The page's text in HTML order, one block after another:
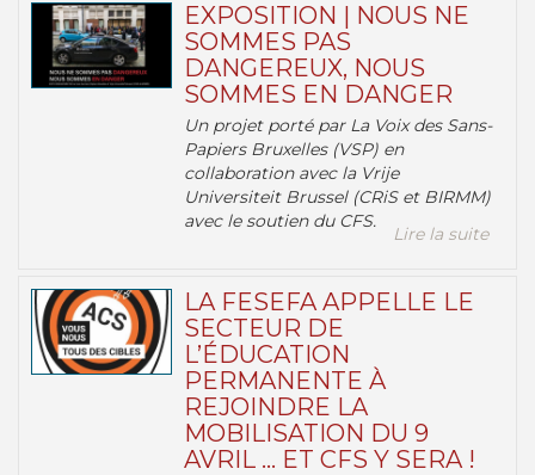
EXPOSITION | NOUS NE
SOMMES PAS
DANGEREUX, NOUS
SOMMES EN DANGER
Un projet porté par La Voix des Sans-
Papiers Bruxelles (VSP) en
collaboration avec la Vrije
Universiteit Brussel (CRiS et BIRMM)
avec le soutien du CFS.
Lire la suite
LA FESEFA APPELLE LE
SECTEUR DE
L’ÉDUCATION
PERMANENTE À
REJOINDRE LA
MOBILISATION DU 9
AVRIL … ET CFS Y SERA !